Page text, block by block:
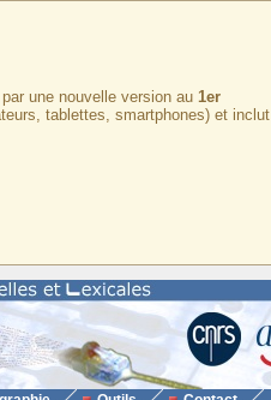
une nouvelle version au 1er
tablettes, smartphones) et inclut